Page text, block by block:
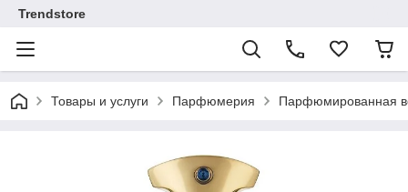
Trendstore
Товары и услуги Парфюмерия Парфюмированная